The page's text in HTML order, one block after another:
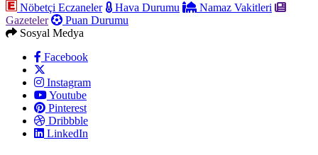
Nöbetçi Eczaneler
Hava Durumu
Namaz Vakitleri
Gazeteler
Puan Durumu
Sosyal Medya
Facebook
Instagram
Youtube
Pinterest
Dribbble
LinkedIn